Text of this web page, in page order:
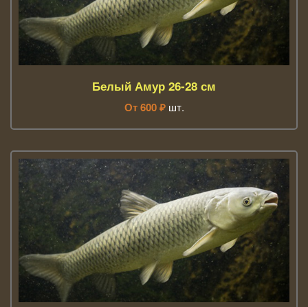
Белый Амур 26-28 см
От600 ₽ шт.